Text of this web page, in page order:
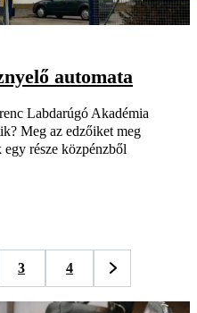
automata
Labdarúgó Akadémia
Meg az edzőiket meg
része közpénzből
3 4